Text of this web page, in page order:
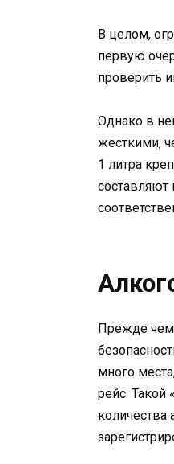
В целом,
первую
проверить
Однако в
жесткими,
1 литра
Прежде чем
много
рейс. Такой
количества